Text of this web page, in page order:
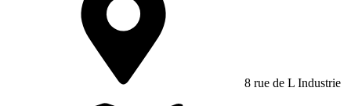
8 rue de L Industrie